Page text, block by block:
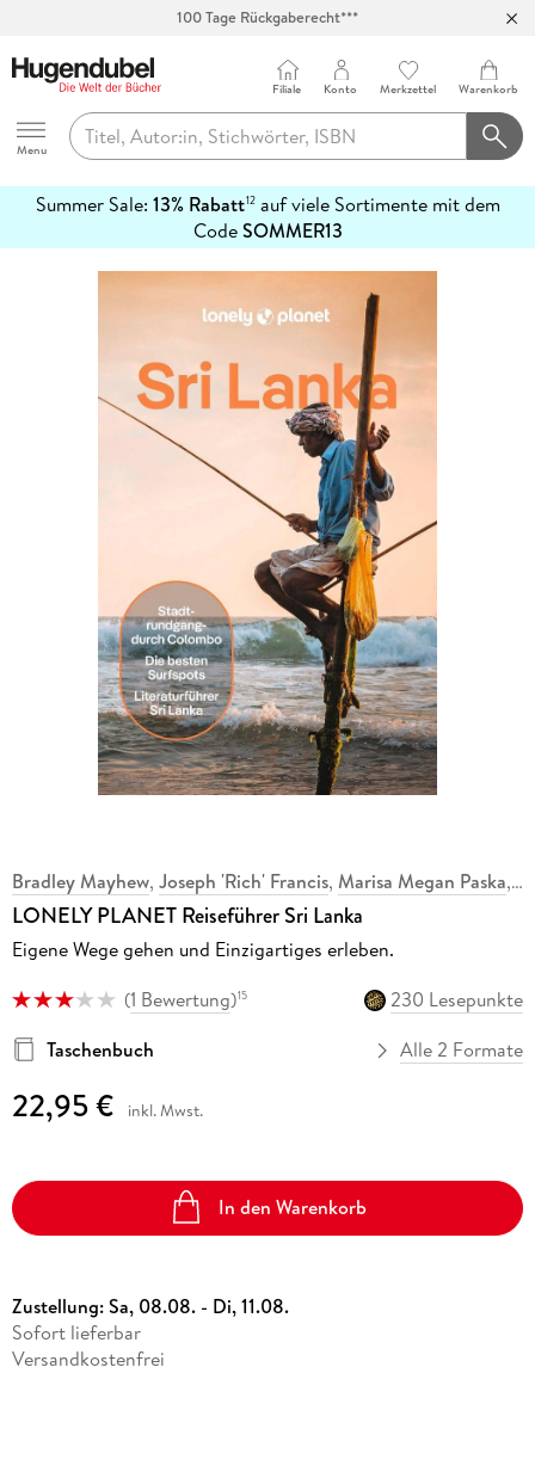
100 Tage Rückgaberecht***
Hugendubel
Menu
Filiale Konto Merkzettel Warenkorb
Summer Sale: 13% Rabatt12auf viele Sortimente mit dem
CodeSOMMER13
erfahren
Bradley Mayhew, Joseph 'Rich' Francis, Marisa Megan Paska,
LONELY PLANET Reiseführer Sri Lanka
Eigene Wege gehen und Einzigartiges erleben.
(1 Bewertung)15
230 Lesepunkte
Taschenbuch
Alle 2 Formate
22,95 € inkl. Mwst.
In den Warenkorb
Zustellung:Sa, 08.08. - Di, 11.08.
Sofort lieferbar
Versandkostenfrei